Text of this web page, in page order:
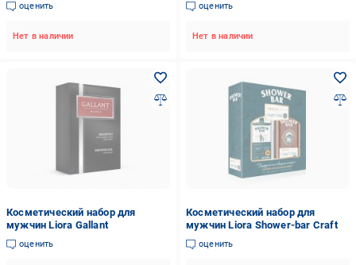
оценить
Нет в наличии
оценить
Нет в наличии
Косметический набор для
мужчин Liora Gallant
оценить
Косметический набор для
мужчин Liora Shower-bar Craft
оценить